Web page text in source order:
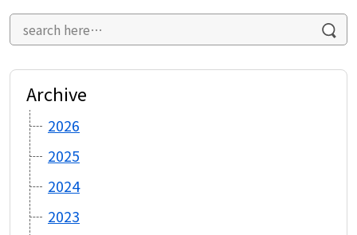
Archive
2026
2025
2024
2023